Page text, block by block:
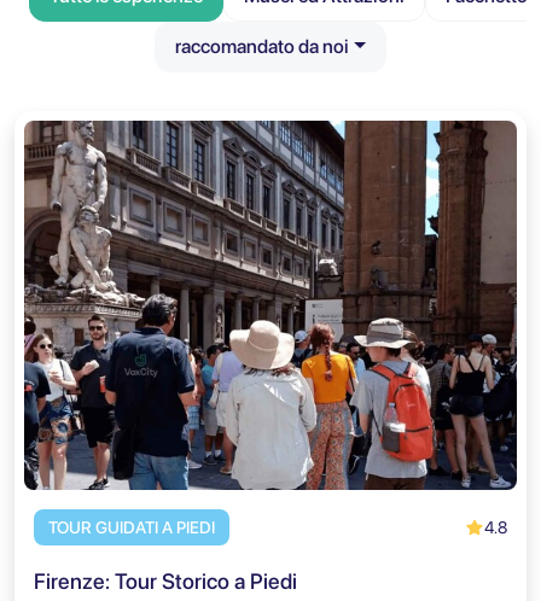
raccomandato da noi
TOUR GUIDATI A PIEDI 4.8
Firenze: Tour Storico a Piedi